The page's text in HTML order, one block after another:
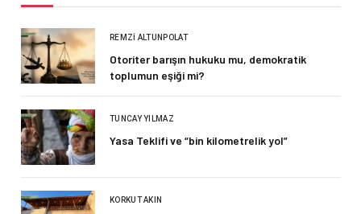
REMZI ALTUNPOLAT
Otoriter barışın hukuku mu, demokratik
toplumun eşiği mi?
TUNCAY YILMAZ
Yasa Teklifi ve “bin kilometrelik yol”
KORKUT AKIN